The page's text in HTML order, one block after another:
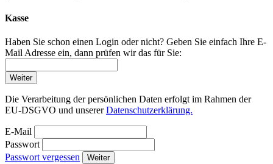
Kasse
Haben Sie schon einen Login oder nicht? Geben Sie einfach Ihre E-
Mail Adresse ein, dann prüfen wir das für Sie:
Weiter
Die Verarbeitung der persönlichen Daten erfolgt im Rahmen der
EU-DSGVO und unsererDatenschutzerklärung.
E-Mail
Passwort
Passwort vergessen
Weiter